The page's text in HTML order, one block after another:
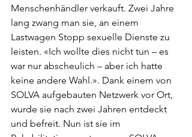
Menschenhändler verkauft. Zwei Jahre
lang zwang man sie, an einem
Lastwagen Stopp sexuelle Dienste zu
leisten. «Ich wollte dies nicht tun – es
war nur abscheulich – aber ich hatte
keine andere Wahl.». Dank einem von
SOLVA aufgebauten Netzwerk vor Ort,
wurde sie nach zwei Jahren entdeckt
und befreit. Nun ist sie im